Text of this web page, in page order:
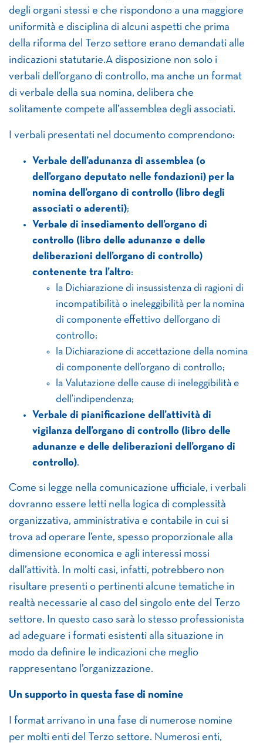
degli organi stessi e che rispondono a una maggiore
uniformità e disciplina di alcuni aspetti che prima
della riforma del Terzo settore erano demandati alle
indicazioni statutarie.A disposizione non solo i
verbali dell’organo di controllo, ma anche un format
di verbale della sua nomina, delibera che
solitamente compete all’assemblea degli associati.
I verbali presentati nel documento comprendono:
Verbale dell’adunanza di assemblea (o
dell’organo deputato nelle fondazioni) per la
nomina dell’organo di controllo (libro degli
associati o aderenti);
Verbale di insediamento dell’organo di
controllo (libro delle adunanze e delle
deliberazioni dell’organo di controllo)
contenente tra l’altro:
la Dichiarazione di insussistenza di ragioni di
incompatibilità o ineleggibilità per la nomina
di componente effettivo dell’organo di
controllo;
la Dichiarazione di accettazione della nomina
di componente dell’organo di controllo;
la Valutazione delle cause di ineleggibilità e
dell’indipendenza;
Verbale di pianificazione dell’attività di
vigilanza dell’organo di controllo (libro delle
adunanze e delle deliberazioni dell’organo di
controllo).
Come si legge nella comunicazione ufficiale, i verbali
dovranno essere letti nella logica di complessità
organizzativa, amministrativa e contabile in cui si
trova ad operare l’ente, spesso proporzionale alla
dimensione economica e agli interessi mossi
dall’attività. In molti casi, infatti, potrebbero non
risultare presenti o pertinenti alcune tematiche in
realtà necessarie al caso del singolo ente del Terzo
settore. In questo caso sarà lo stesso professionista
ad adeguare i formati esistenti alla situazione in
modo da definire le indicazioni che meglio
rappresentano l’organizzazione.
Un supporto in questa fase di nomine
I format arrivano in una fase di numerose nomine
per molti enti del Terzo settore. Numerosi enti,